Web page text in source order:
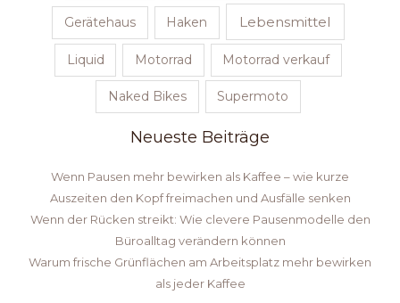
Gerätehaus Haken Lebensmittel
Liquid Motorrad Motorrad verkauf
Naked Bikes Supermoto
Neueste Beiträge
Wenn Pausen mehr bewirken als Kaffee – wie kurze
Auszeiten den Kopf freimachen und Ausfälle senken
Wenn der Rücken streikt: Wie clevere Pausenmodelle den
Büroalltag verändern können
Warum frische Grünflächen am Arbeitsplatz mehr bewirken
als jeder Kaffee